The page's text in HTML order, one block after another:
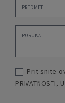
Pritisnite
PRIVATNOSTI,